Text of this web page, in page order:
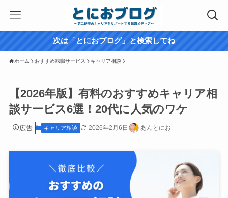
次は「とにおブログ」と検索してね
ホーム おすすめ転職サービス キャリア相談
【2026年版】有料のおすすめキャリア相
談サービス6選！20代に人気のワケ
広告 キャリア相談 2026年2月6日 あんとにお